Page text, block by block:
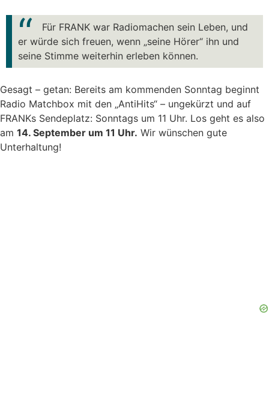
Für FRANK war Radiomachen sein Leben, und
er würde sich freuen, wenn „seine Hörer“ ihn und
seine Stimme weiterhin erleben können.
Gesagt – getan: Bereits am kommenden Sonntag beginnt
Radio Matchbox mit den „AntiHits“ – ungekürzt und auf
FRANKs Sendeplatz: Sonntags um 11 Uhr. Los geht es also
am 14. September um 11 Uhr. Wir wünschen gute
Unterhaltung!